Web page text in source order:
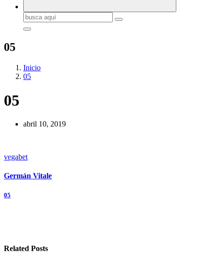
Buscar:
05
Inicio
05
05
abril 10, 2019
vegabet
Germán Vitale
Navegación
05
Related Posts